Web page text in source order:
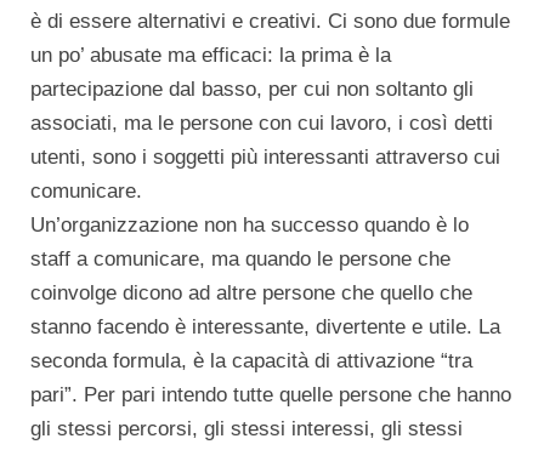
è di essere alternativi e creativi. Ci sono due formule
un po’ abusate ma efficaci: la prima è la
partecipazione dal basso, per cui non soltanto gli
associati, ma le persone con cui lavoro, i così detti
utenti, sono i soggetti più interessanti attraverso cui
comunicare.
Un’organizzazione non ha successo quando è lo
staff a comunicare, ma quando le persone che
coinvolge dicono ad altre persone che quello che
stanno facendo è interessante, divertente e utile. La
seconda formula, è la capacità di attivazione “tra
pari”. Per pari intendo tutte quelle persone che hanno
gli stessi percorsi, gli stessi interessi, gli stessi